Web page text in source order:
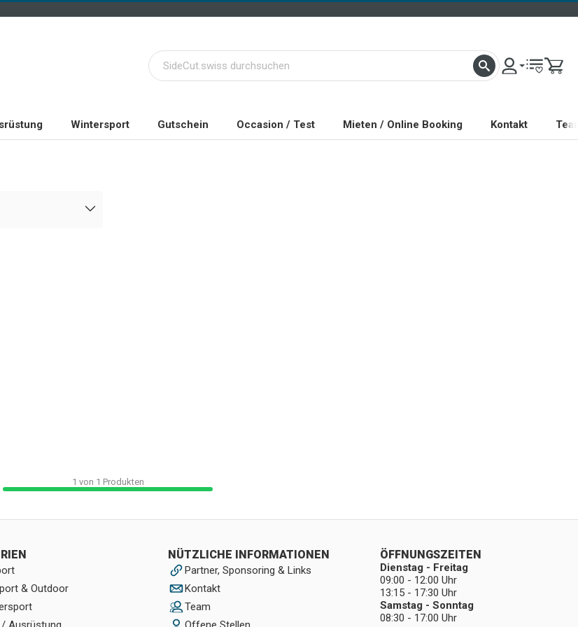
Wintersport Gutschein Occasion / Test Mieten / Online Booking Kontakt
1 von 1 Produkten
& Outdoor
NÜTZLICHE INFORMATIONEN
Partner, Sponsoring & Links
Kontakt
Team
ÖFFNUNGSZEITEN
Dienstag - Freitag
09:00 - 12:00 Uhr
13:15 - 17:30 Uhr
Samstag - Sonntag
08:30 - 17:00 Uhr